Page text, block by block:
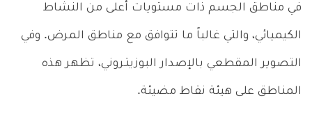
في مناطق الجسم ذات مستويات أعلى من النشاط
الكيميائي، والتي غالباً ما تتوافق مع مناطق المرض. وفي
التصوير المقطعي بالإصدار البوزيتـروني، تظهر هذه
المناطق على هيئة نقاط مضيئة.